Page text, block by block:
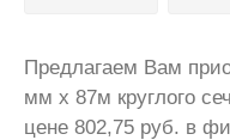
Предлагаем Вам
мм х 87м круглого
цене 802,75 руб. в